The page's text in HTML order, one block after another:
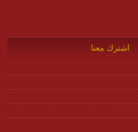
اشترك معنا